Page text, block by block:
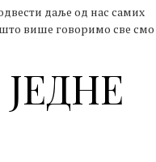
даље од нас самих
више говоримо све смо